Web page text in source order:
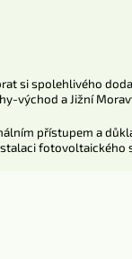
si spolehlivého
východ a Jižní
přístupem a
fotovoltaického